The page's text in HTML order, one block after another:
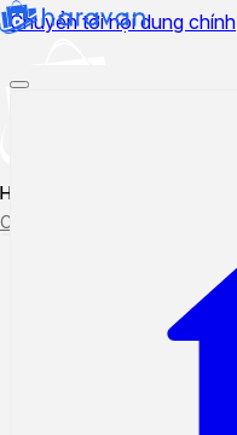
Chuyển tới nội dung chính
Hướng dẫn sử dụng
Cập nhật tính năng mới